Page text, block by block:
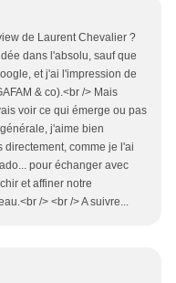
de Laurent Chevalier ?
dans l'absolu, sauf que
et j'ai l'impression de
& co).<br /> Mais
voir ce qui émerge ou pas
j'aime bien
directement, comme je l'ai
pour échanger avec
et affiner notre
/> <br /> A suivre...